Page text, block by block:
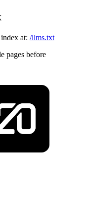
at: /llms.txt
pages before